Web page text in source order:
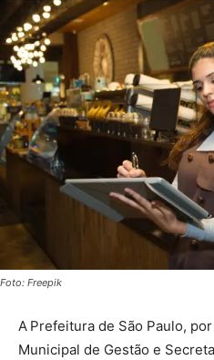
Foto: Freepik
A Prefeitura de São Paulo,
Municipal de Gestão e